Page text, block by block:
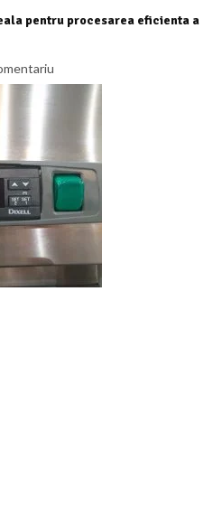
pentru procesarea eficienta a